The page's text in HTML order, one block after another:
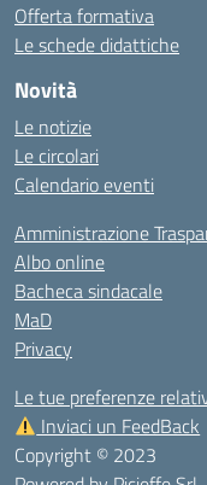
Offerta formativa
Le schede didattiche
Novità
Le notizie
Le circolari
Calendario eventi
Amministrazione
Albo online
Bacheca sindacale
MaD
Privacy
Le tue preferenze
Inviaci un FeedBack
Copyright © 2023